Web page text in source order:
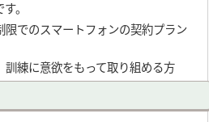
。
でのスマートフォンの契約プラン
練に意欲をもって取り組める方